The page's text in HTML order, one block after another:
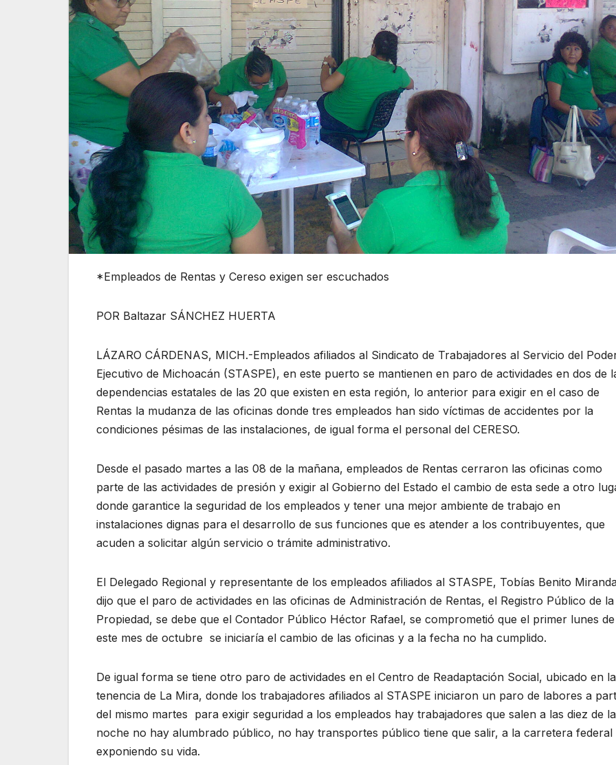
*Empleados de Rentas y Cereso exigen ser escuchados
POR Baltazar SÁNCHEZ HUERTA
LÁZARO CÁRDENAS, MICH.-Empleados afiliados al Sindicato de Trabajadores al Servicio del
Ejecutivo de Michoacán (STASPE), en este puerto se mantienen en paro de actividades en dos de
dependencias estatales de las 20 que existen en esta región, lo anterior para exigir en el caso de
Rentas la mudanza de las oficinas donde tres empleados han sido víctimas de accidentes por la
condiciones pésimas de las instalaciones, de igual forma el personal del CERESO.
Desde el pasado martes a las 08 de la mañana, empleados de Rentas cerraron las oficinas como
parte de las actividades de presión y exigir al Gobierno del Estado el cambio de esta sede a otro
donde garantice la seguridad de los empleados y tener una mejor ambiente de trabajo en
instalaciones dignas para el desarrollo de sus funciones que es atender a los contribuyentes, que
acuden a solicitar algún servicio o trámite administrativo.
El Delegado Regional y representante de los empleados afiliados al STASPE, Tobías Benito
dijo que el paro de actividades en las oficinas de Administración de Rentas, el Registro Público de la
Propiedad, se debe que el Contador Público Héctor Rafael, se comprometió que el primer lunes de
este mes de octubre se iniciaría el cambio de las oficinas y a la fecha no ha cumplido.
De igual forma se tiene otro paro de actividades en el Centro de Readaptación Social, ubicado en la
tenencia de La Mira, donde los trabajadores afiliados al STASPE iniciaron un paro de labores a
del mismo martes para exigir seguridad a los empleados hay trabajadores que salen a las diez de la
noche no hay alumbrado público, no hay transportes público tiene que salir, a la carretera federal
exponiendo su vida.